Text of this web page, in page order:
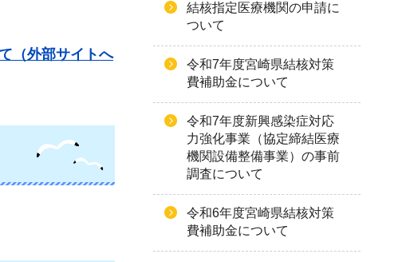
（外部サイトへ
結核指定医療機関の申請に
ついて
令和7年度宮崎県結核対策
費補助金について
令和7年度新興感染症対応
力強化事業（協定締結医療
機関設備整備事業）の事前
調査について
令和6年度宮崎県結核対策
費補助金について